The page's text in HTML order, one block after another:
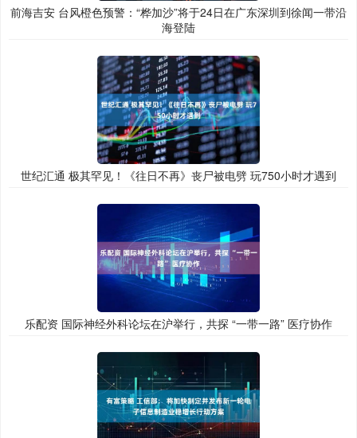
前海吉安 台风橙色预警：“桦加沙”将于24日在广东深圳到徐闻一带沿
海登陆
世纪汇通 极其罕见！《往日不再》丧尸被电劈 玩750小时才遇到
乐配资 国际神经外科论坛在沪举行，共探 “一带一路” 医疗协作